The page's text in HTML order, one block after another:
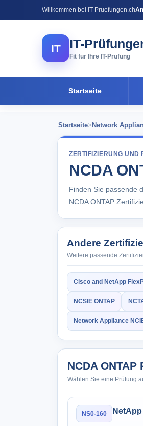
Willkommen bei IT-Pruefungen.ch
IT IT-
Fit für Ihre IT-Prüfung
Startseite
Startseite> Network
ZERTIFIZIERUNG UND
NCDA
Finden Sie passende
NCDA ONTAP
Andere
Weitere passende
Cisco and NetApp
NCSIE ONTAP
Network Appliance
NCDA
Wählen Sie eine Prüfung
NS0-160